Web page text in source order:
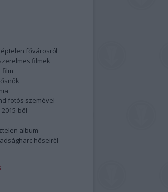
fővárosról
filmek
film
fotós szemével
ből
album
hőseiről